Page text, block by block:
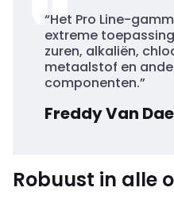
“Het Pro Line-
extreme
zuren, alkaliën,
metaalstof en
componenten.”
Freddy Van
Robuust in alle